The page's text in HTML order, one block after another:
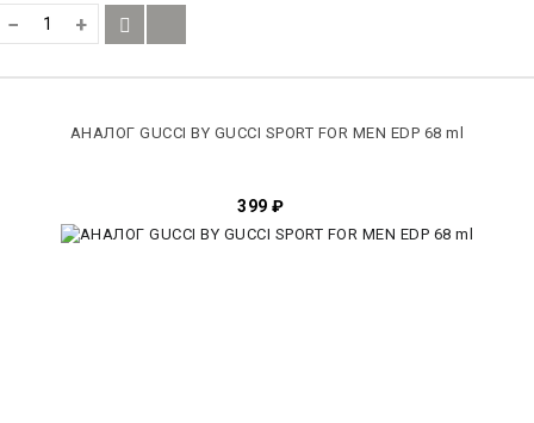
− +
АНАЛОГ GUCCI BY GUCCI SPORT FOR MEN EDP 68 ml
399 ₽